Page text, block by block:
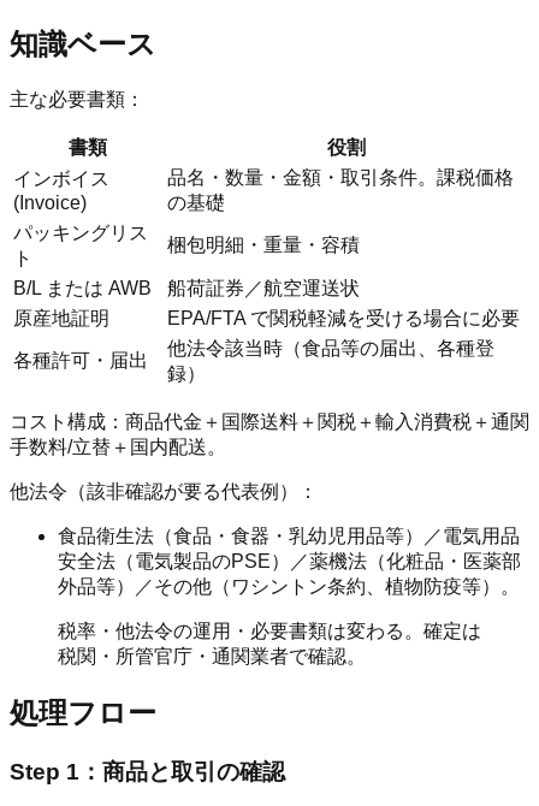
知識ベース
主な必要書類：
書類
役割
インボイス
(Invoice)
品名・数量・金額・取引条件。課税価格
の基礎
パッキングリス
ト
梱包明細・重量・容積
B/L または AWB
船荷証券／航空運送状
原産地証明
EPA/FTA で関税軽減を受ける場合に必要
各種許可・届出
他法令該当時（食品等の届出、各種登
録）
コスト構成：商品代金＋国際送料＋関税＋輸入消費税＋通関
手数料/立替＋国内配送。
他法令（該非確認が要る代表例）：
食品衛生法（食品・食器・乳幼児用品等）／電気用品
安全法（電気製品のPSE）／薬機法（化粧品・医薬部
外品等）／その他（ワシントン条約、植物防疫等）。
税率・他法令の運用・必要書類は変わる。確定は
税関・所管官庁・通関業者で確認。
処理フロー
Step 1：商品と取引の確認